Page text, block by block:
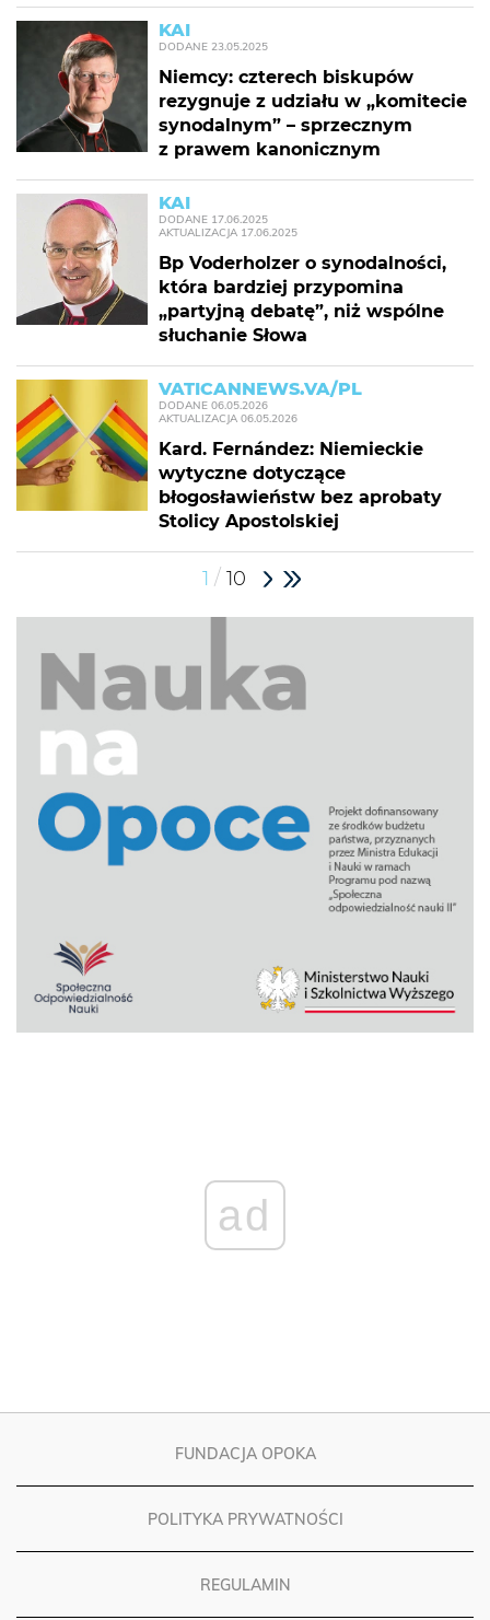
KAI
DODANE 23.05.2025
Niemcy: czterech biskupów
rezygnuje z udziału w „komitecie
synodalnym” – sprzecznym
z prawem kanonicznym
KAI
DODANE 17.06.2025
AKTUALIZACJA 17.06.2025
Bp Voderholzer o synodalności,
która bardziej przypomina
„partyjną debatę”, niż wspólne
słuchanie Słowa
VATICANNEWS.VA/PL
DODANE 06.05.2026
AKTUALIZACJA 06.05.2026
Kard. Fernández: Niemieckie
wytyczne dotyczące
błogosławieństw bez aprobaty
Stolicy Apostolskiej
1 / 10
ad
FUNDACJA OPOKA
POLITYKA PRYWATNOŚCI
REGULAMIN